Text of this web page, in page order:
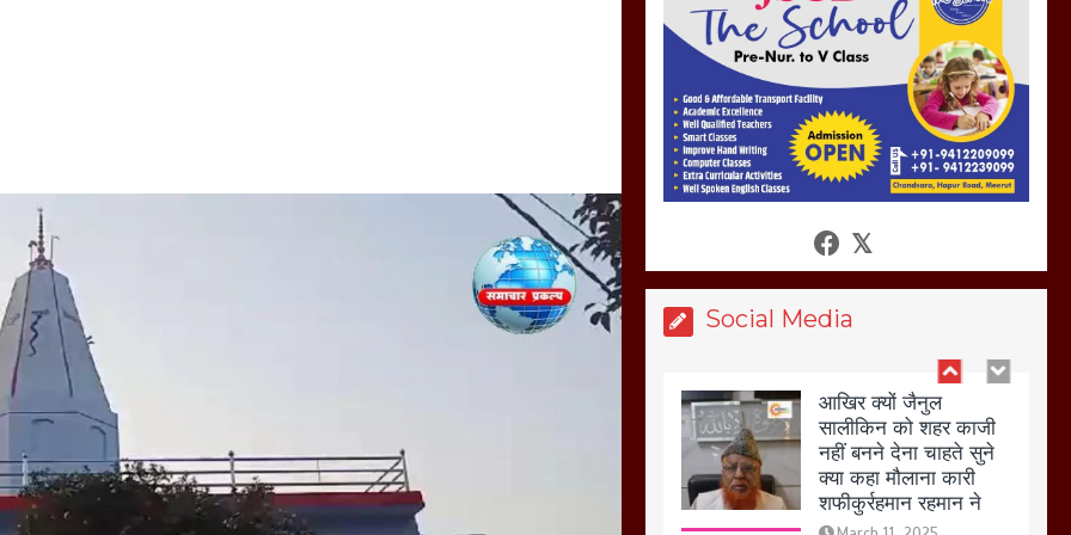
Social Media
अगर रखी गई होली तो होगा
खून खराबा,
March 11, 2025
आखिर क्यों जैनुल
सालीकिन को शहर काजी
क्या कहा मौलाना कारी
शफीकुर्रहमान रहमान ने
March 11, 2025
बिजली विभाग से परेशान
होकर बागपत में एक संत ने
सरकार को दी आमरण
अनशन की चेतावनी
March 8, 2025